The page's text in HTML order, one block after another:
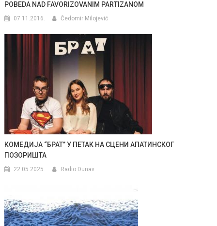
POBEDA NAD FAVORIZOVANIM PARTIZANOM
07.11.2016. Čedomir Milojević
КОМЕДИЈА “БРАТ” У ПЕТАК НА СЦЕНИ АПАТИНСКОГ
ПОЗОРИШТА
22.05.2025. Radio Dunav